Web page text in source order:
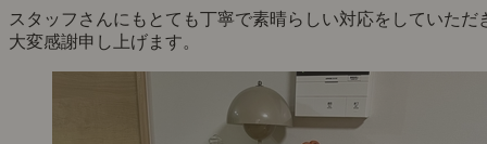
スタッフさんにもとても丁寧で素晴らしい対応をしていただ
大変感謝申し上げます。